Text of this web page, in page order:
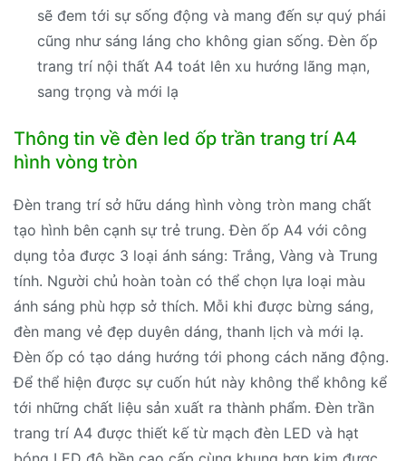
sẽ đem tới sự sống động và mang đến sự quý phái
cũng như sáng láng cho không gian sống. Đèn ốp
trang trí nội thất A4 toát lên xu hướng lãng mạn,
sang trọng và mới lạ
Thông tin về đèn led ốp trần trang trí A4
hình vòng tròn
Đèn trang trí sở hữu dáng hình vòng tròn mang chất
tạo hình bên cạnh sự trẻ trung. Đèn ốp A4 với công
dụng tỏa được 3 loại ánh sáng: Trắng, Vàng và Trung
tính. Người chủ hoàn toàn có thể chọn lựa loại màu
ánh sáng phù hợp sở thích. Mỗi khi được bừng sáng,
đèn mang vẻ đẹp duyên dáng, thanh lịch và mới lạ.
Đèn ốp có tạo dáng hướng tới phong cách năng động.
Để thể hiện được sự cuốn hút này không thể không kể
tới những chất liệu sản xuất ra thành phẩm. Đèn trần
trang trí A4 được thiết kế từ mạch đèn LED và hạt